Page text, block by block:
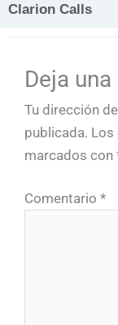
Clarion Calls
Deja
Tu dirección
publicada. Los
marcados con
Comentario *